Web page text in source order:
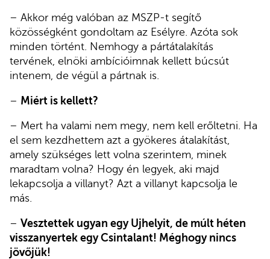
– Akkor még valóban az MSZP-t segítő
közösségként gondoltam az Esélyre. Azóta sok
minden történt. Nemhogy a pártátalakítás
tervének, elnöki ambícióimnak kellett búcsút
intenem, de végül a pártnak is.
– Miért is kellett?
– Mert ha valami nem megy, nem kell erőltetni. Ha
el sem kezdhettem azt a gyökeres átalakítást,
amely szükséges lett volna szerintem, minek
maradtam volna? Hogy én legyek, aki majd
lekapcsolja a villanyt? Azt a villanyt kapcsolja le
más.
– Vesztettek ugyan egy Ujhelyit, de múlt héten
visszanyertek egy Csintalant! Méghogy nincs
jövőjük!